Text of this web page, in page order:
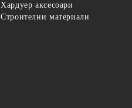
Хардуер аксесоари
Строителни материали